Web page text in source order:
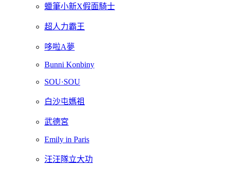
蠟筆小新X假面騎士
超人力霸王
哆啦A夢
Bunni Konbiny
SOU·SOU
白沙屯媽祖
武德宮
Emily in Paris
汪汪隊立大功